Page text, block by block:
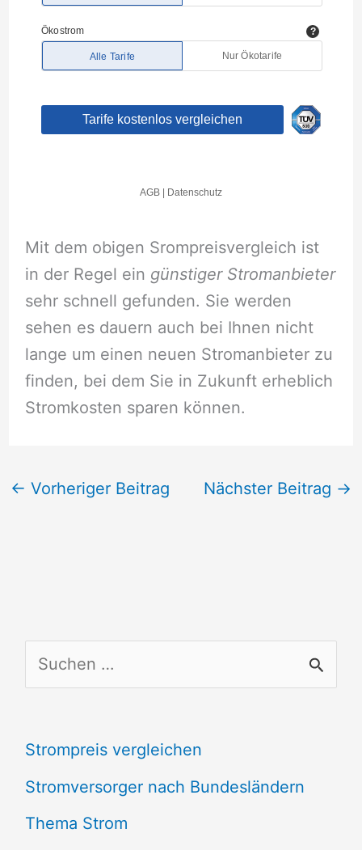
Mit dem obigen Srompreisvergleich ist
in der Regel ein günstiger Stromanbieter
sehr schnell gefunden. Sie werden
sehen es dauern auch bei Ihnen nicht
lange um einen neuen Stromanbieter zu
finden, bei dem Sie in Zukunft erheblich
Stromkosten sparen können.
← Vorheriger Beitrag Nächster Beitrag →
u
h
e
n
Strompreis vergleichen
Stromversorger nach Bundesländern
Thema Strom